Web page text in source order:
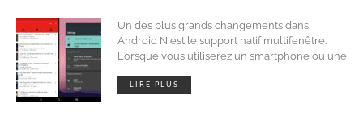
Un des plus grands changements dans
Android N est le support natif multifenêtre.
Lorsque vous utiliserez un smartphone ou une
LIRE PLUS